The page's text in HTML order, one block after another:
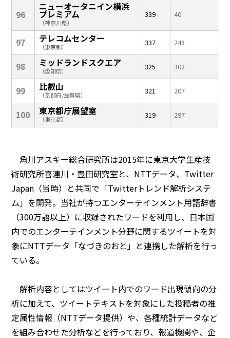
96
ニューオータニイン横浜
プレミアム
（神奈川県）
339 40
97 テレコムセンター
（東京都） 337 248
98 ミッドランドスクエア
（愛知県） 325 302
99 比叡山
（京都府/滋賀県） 321 207
100 東京都庁展望室
（東京都） 319 297
角川アスキー総合研究所は2015年に東京大学生産技
術研究所喜連川・豊田研究室と、NTTデータ、Twitter
Japan（当時）と共同で「Twitterトレンド解析システ
ム」を開発。当社が持つエンターテインメント用語辞書
（300万語以上）に収録されたワードを利用し、日本国
内でのエンターテインメント分野に関するツイートを対
象にNTTデータ「なづきのおと」と連携した解析を行っ
ている。
解析内容としてはツイート内でのワード出現傾向の分
析に加えて、ツイートテキストを対象にした投稿者の推
定属性情報（NTTデータ提供）や、各種統計データなど
を組み合わせた分析などを行っており、報道機関や、企